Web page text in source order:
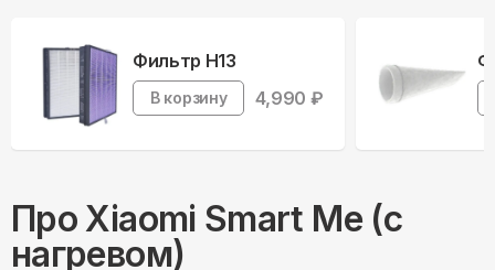
Фильтр H13
В корзину 4,990 ₽
ПроXiaomi Smart Me (с
нагревом)